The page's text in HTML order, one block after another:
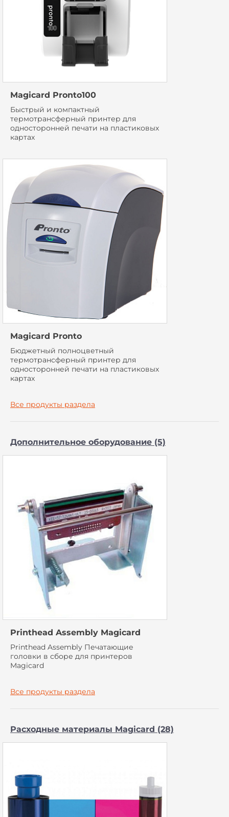
Magicard Pronto100
Быстрый и компактный
термотрансферный принтер для
односторонней печати на пластиковых
картах
Magicard Pronto
Бюджетный полноцветный
термотрансферный принтер для
односторонней печати на пластиковых
картах
Все продукты раздела
Дополнительное оборудование (5)
Printhead Assembly Magicard
Printhead Assembly Печатающие
головки в сборе для принтеров
Magicard
Все продукты раздела
Расходные материалы Magicard (28)